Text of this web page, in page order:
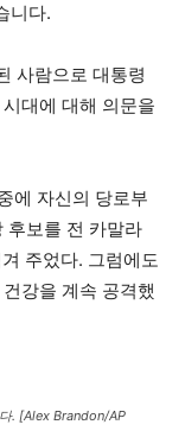
니다.
사람으로 대통령
대에 대해 의문을
에 자신의 당로부
후보를 전 카말라
주었다. 그럼에도
강을 계속 공격했
. [Alex Brandon/AP